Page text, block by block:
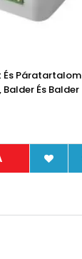
És Páratartalom
Balder És Balder